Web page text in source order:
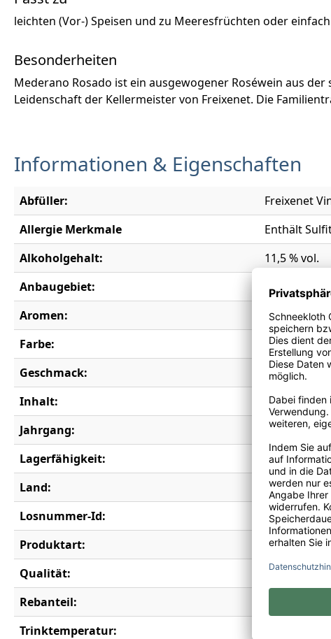
leichten (Vor-) Speisen und zu Meeresfrüchten oder
Besonderheiten
Mederano Rosado ist ein ausgewogener Roséwein aus
Leidenschaft der Kellermeister von Freixenet. Die
Informationen & Eigenschaften
Abfüller:
Freixenet
Allergie Merkmale
Enthält
Alkoholgehalt:
11,5 % vol.
Anbaugebiet:
La Mancha
Aromen:
Farbe:
rosé
Geschmack:
halbtrocken
Inhalt:
0,75 l
Jahrgang:
2023
Lagerfähigkeit:
3 Jahre
Land:
Spanien
Losnummer-Id:
15375
Produktart:
Roséwein
Qualität:
Vino de la
Rebanteil:
Bobal;
Trinktemperatur: